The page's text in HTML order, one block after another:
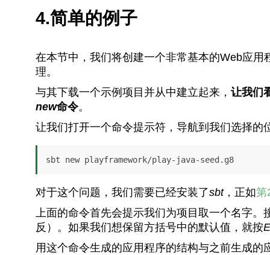
4.简单的例子
在本节中，我们将创建一个非常基本的Web应
理。
与其下载一个示例项目并从中建立起来， 让我们
new命令。
让我们打开一个命令提示符，导航到我们选择的
sbt new playframework/play-java-seed.g8
对于这个问题，我们需要已经安装了sbt，正如第
上面的命令首先会提示我们为项目取一个名字
反）。如果我们想保留方括号中的默认值，就按
用这个命令生成的应用程序的结构与之前生成